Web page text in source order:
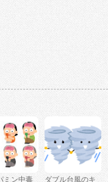
ミン中毒 ダブル台風のキ